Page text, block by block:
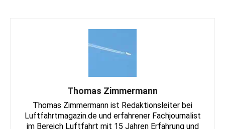
Thomas Zimmermann
Thomas Zimmermann ist Redaktionsleiter bei
Luftfahrtmagazin.de und erfahrener Fachjournalist
im Bereich Luftfahrt mit 15 Jahren Erfahrung und